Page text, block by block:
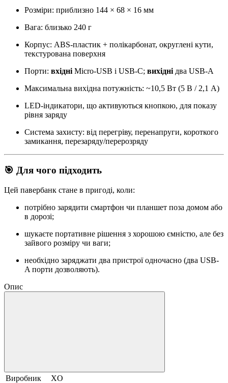
Розміри: приблизно 144 × 68 × 16 мм
Вага: близько 240 г
Корпус: ABS-пластик + полікарбонат, округлені кути,
текстурована поверхня
Порти: вхідні Micro-USB і USB-C; вихідні два USB-A
Максимальна вихідна потужність: ~10,5 Вт (5 В / 2,1 А)
LED-індикатори, що активуються кнопкою, для показу
рівня заряду
Система захисту: від перегріву, перенапруги, короткого
замикання, перезаряду/перерозряду
🎯 Для чого підходить
Цей павербанк стане в пригоді, коли:
потрібно зарядити смартфон чи планшет поза домом або
в дорозі;
шукаєте портативне рішення з хорошою ємністю, але без
зайвого розміру чи ваги;
необхідно заряджати два пристрої одночасно (два USB-
A порти дозволяють).
Опис
Виробник
XO